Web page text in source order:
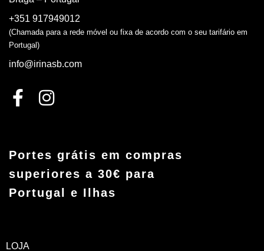
+351 917949012
(Chamada para a rede móvel ou fixa de acordo com o seu tarifário em
Portugal)
info@irinasb.com
Portes grátis em compras
superiores a 30€ para
Portugal e Ilhas
LOJA